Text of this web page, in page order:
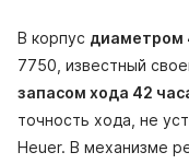
В корпус диаметром
7750, известный
запасом хода 42
точность хода, не
Heuer. В механизме